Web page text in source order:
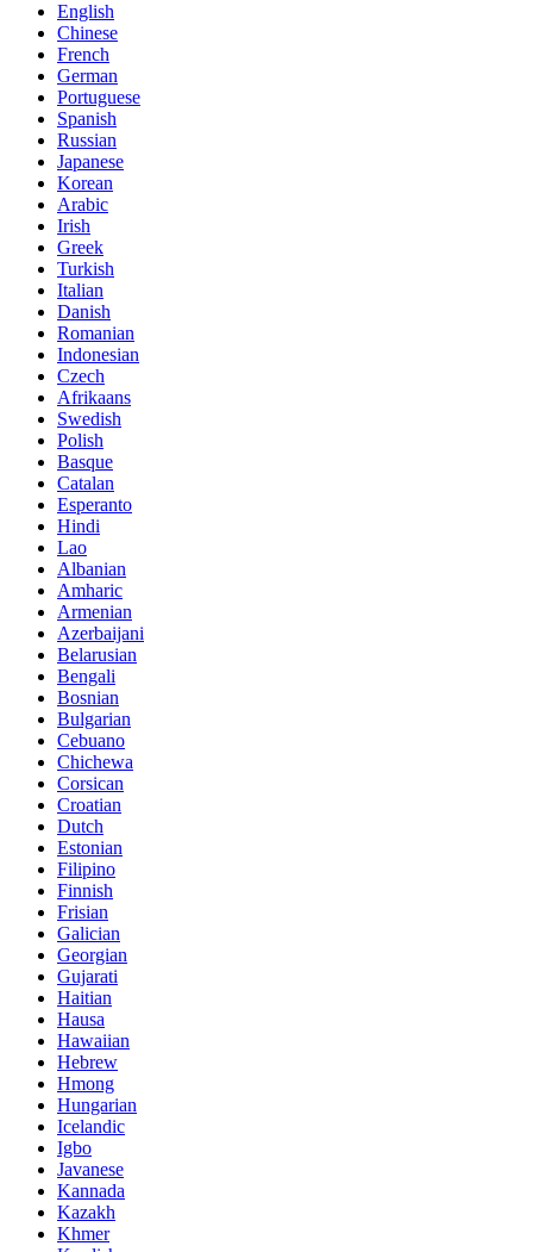
English
Chinese
French
German
Portuguese
Spanish
Russian
Japanese
Korean
Arabic
Irish
Greek
Turkish
Italian
Danish
Romanian
Indonesian
Czech
Afrikaans
Swedish
Polish
Basque
Catalan
Esperanto
Hindi
Lao
Albanian
Amharic
Armenian
Azerbaijani
Belarusian
Bengali
Bosnian
Bulgarian
Cebuano
Chichewa
Corsican
Croatian
Dutch
Estonian
Filipino
Finnish
Frisian
Galician
Georgian
Gujarati
Haitian
Hausa
Hawaiian
Hebrew
Hmong
Hungarian
Icelandic
Igbo
Javanese
Kannada
Kazakh
Khmer